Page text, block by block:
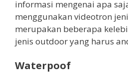
informasi mengenai apa
menggunakan videotron
merupakan beberapa
jenis outdoor yang harus
Waterpoof